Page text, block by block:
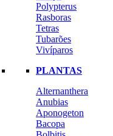
Polypterus
Rasboras
Tetras
Tubarões
Vivíparos
PLANTAS
Alternanthera
Anubias
Aponogeton
Bacopa